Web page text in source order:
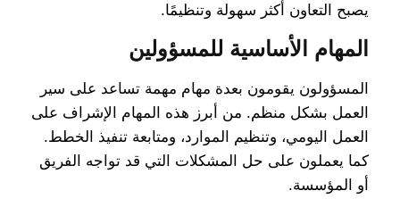
يصبح التعاون أكثر سهولة وتنظيمًا.
المهام الأساسية للمسؤولين
المسؤولون يقومون بعدة مهام مهمة تساعد على سير
العمل بشكل منظم. من أبرز هذه المهام الإشراف على
العمل اليومي، وتنظيم الموارد، ومتابعة تنفيذ الخطط.
كما يعملون على حل المشكلات التي قد تواجه الفريق
أو المؤسسة.